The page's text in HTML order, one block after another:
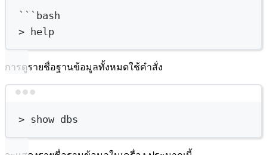
``` bash
> help
การดูรายชื่อฐานข้อมูลทั้งหมดใช้คำสั่ง
> show dbs